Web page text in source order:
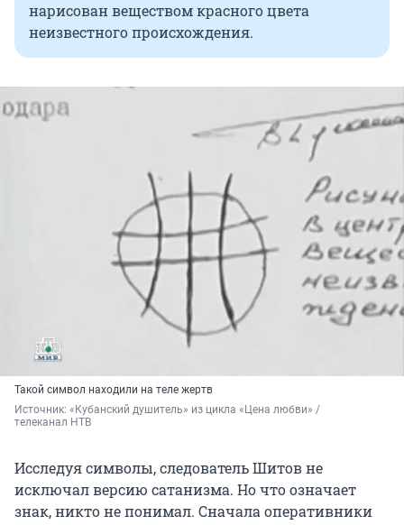
нарисован веществом красного цвета
неизвестного происхождения.
Такой символ находили на теле жертв
Источник: «Кубанский душитель» из цикла «Цена любви» /
телеканал НТВ
Исследуя символы, следователь Шитов не
исключал версию сатанизма. Но что означает
знак, никто не понимал. Сначала оперативники